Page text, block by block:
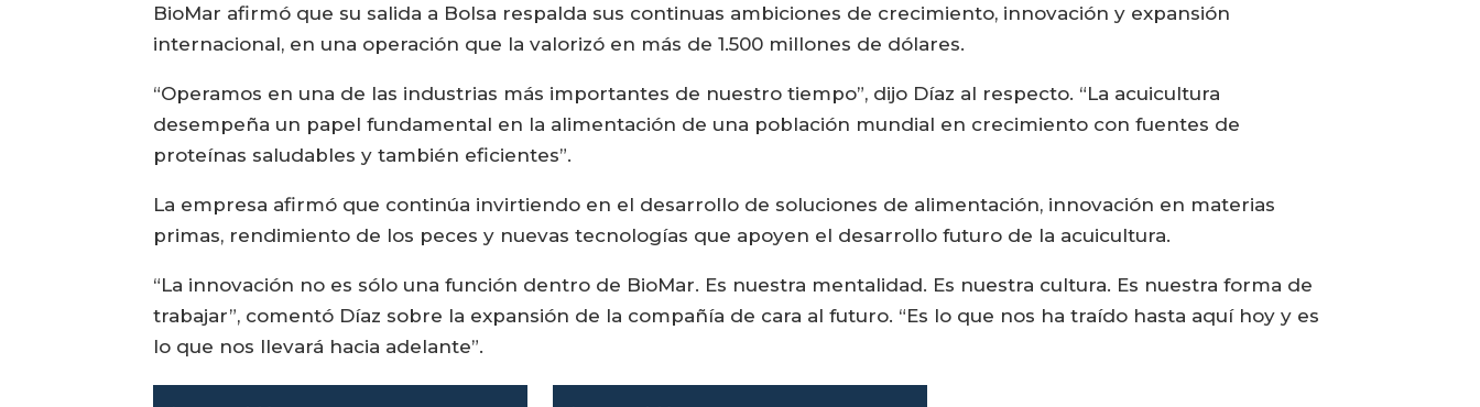
BioMar afirmó que su salida a Bolsa respalda sus continuas ambiciones de crecimiento, innovación y expansión
internacional, en una operación que la valorizó en más de 1.500 millones de dólares.
“Operamos en una de las industrias más importantes de nuestro tiempo”, dijo Díaz al respecto. “La acuicultura
desempeña un papel fundamental en la alimentación de una población mundial en crecimiento con fuentes de
proteínas saludables y también eficientes”.
La empresa afirmó que continúa invirtiendo en el desarrollo de soluciones de alimentación, innovación en materias
primas, rendimiento de los peces y nuevas tecnologías que apoyen el desarrollo futuro de la acuicultura.
“La innovación no es sólo una función dentro de BioMar. Es nuestra mentalidad. Es nuestra cultura. Es nuestra forma de
trabajar”, comentó Díaz sobre la expansión de la compañía de cara al futuro. “Es lo que nos ha traído hasta aquí hoy y es
lo que nos llevará hacia adelante”.